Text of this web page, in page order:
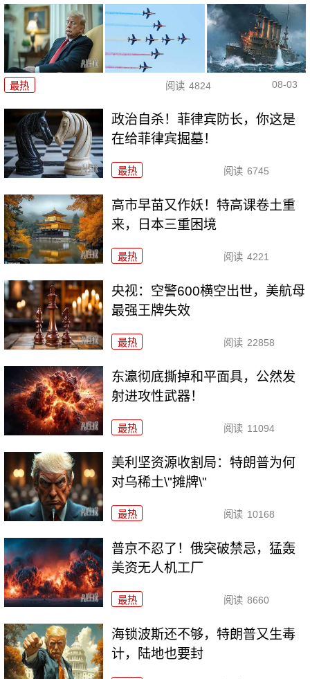
最热 阅读 4824 08-03
政治自杀！菲律宾防长，你这是
在给菲律宾掘墓！
最热 阅读 6745
高市早苗又作妖！特高课卷土重
来，日本三重困境
最热 阅读 4221
央视：空警600横空出世，美航母
最强王牌失效
最热 阅读 22858
东瀛彻底撕掉和平面具，公然发
射进攻性武器！
最热 阅读 11094
美利坚资源收割局：特朗普为何
对乌稀土\"摊牌\"
最热 阅读 10168
普京不忍了！俄突破禁忌，猛轰
美资无人机工厂
最热 阅读 8660
海锁波斯还不够，特朗普又生毒
计，陆地也要封